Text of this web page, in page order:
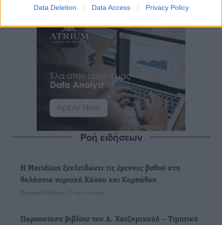
Data Deletion Data Access Privacy Policy
Ροή ειδήσεων
Η Meridiam ξεκλειδώνει τις έρευνες βυθού στη
θαλάσσια περιοχή Κάσου και Καρπάθου
Τοπικές Ειδήσεις πριν 9 ώρες
Παρουσίαση βιβλίου του Α. Χατζημιχαήλ – Τιμητική